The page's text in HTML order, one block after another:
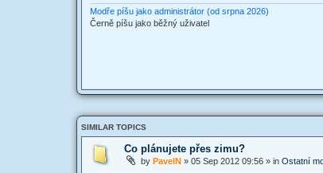
Modře píšu jako administrátor (od srpna 2026)
Černě píšu jako běžný uživatel
SIMILAR TOPICS
Co plánujete přes zimu?
by PavelN » 05 Sep 2012 09:56 » in Ostatní